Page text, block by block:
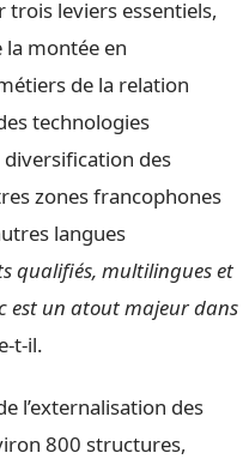
leviers essentiels,
la montée en
de la relation
technologies
diversification des
zones francophones
langues
qualifiés, multilingues et
est un atout majeur dans
t-il.
l’externalisation des
800 structures,